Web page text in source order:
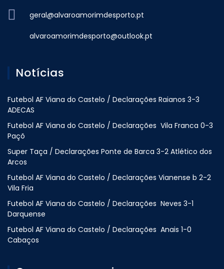
geral@alvaroamorimdesporto.pt
alvaroamorimdesporto@outlook.pt
Notícias
Futebol AF Viana do Castelo / Declarações Raianos 3-3
ADECAS
Futebol AF Viana do Castelo / Declarações Vila Franca 0-3
Paçõ
Super Taça / Declarações Ponte de Barca 3-2 Atlético dos
Arcos
Futebol AF Viana do Castelo / Declarações Vianense b 2-2
Vila Fria
Futebol AF Viana do Castelo / Declarações Neves 3-1
Darquense
Futebol AF Viana do Castelo / Declarações Anais 1-0
Cabaços